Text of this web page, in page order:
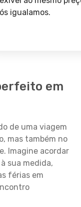
igualamos.
em
de uma viagem
mas também no
Imagine acordar
sua medida,
férias em